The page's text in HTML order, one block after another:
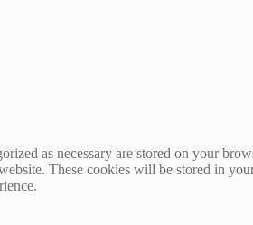
as necessary are stored on your
These cookies will be stored in